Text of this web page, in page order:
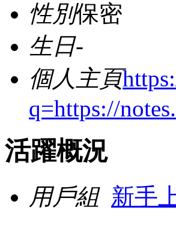
性別保密
生日-
個人主頁
q=https://
活躍概況
用戶組 新手